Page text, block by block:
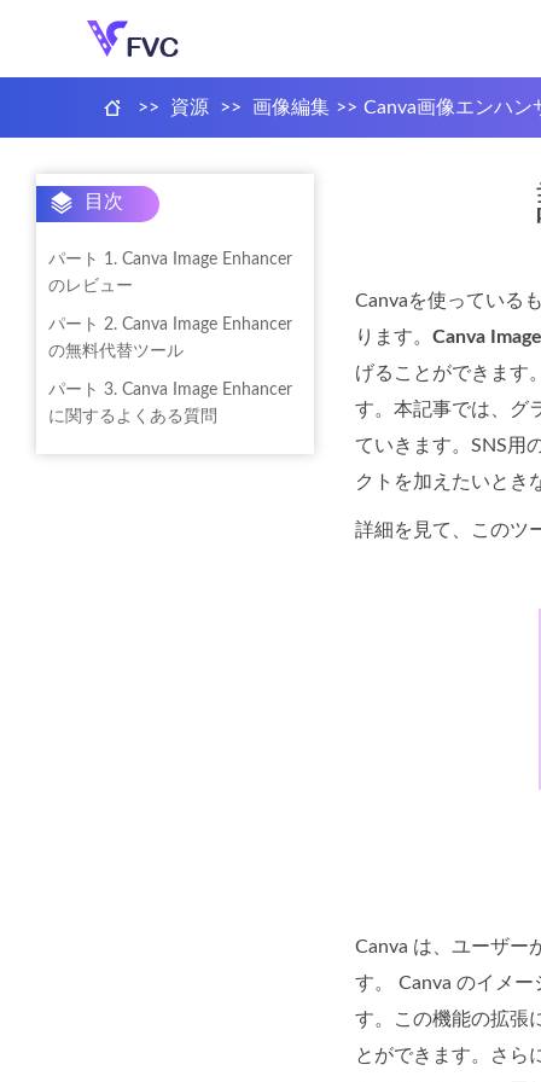
>> 資源 >> 画像編集 >> Canva画像エンハン
目次
パート 1. Canva Image Enhancer
のレビュー
パート 2. Canva Image Enhancer
の無料代替ツール
パート 3. Canva Image Enhancer
に関するよくある質問
Canvaを使っている
ります。 Canva
げることができます
す。本記事では、グ
ていきます。SNS用
クトを加えたいとき
詳細を見て、このツ
Canva は、ユーザー
す。 Canva のイメ
す。この機能の拡張
とができます。さら